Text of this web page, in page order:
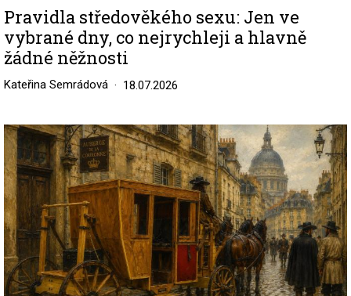
Pravidla středověkého sexu: Jen ve
vybrané dny, co nejrychleji a hlavně
žádné něžnosti
Kateřina Semrádová 18.07.2026
Image